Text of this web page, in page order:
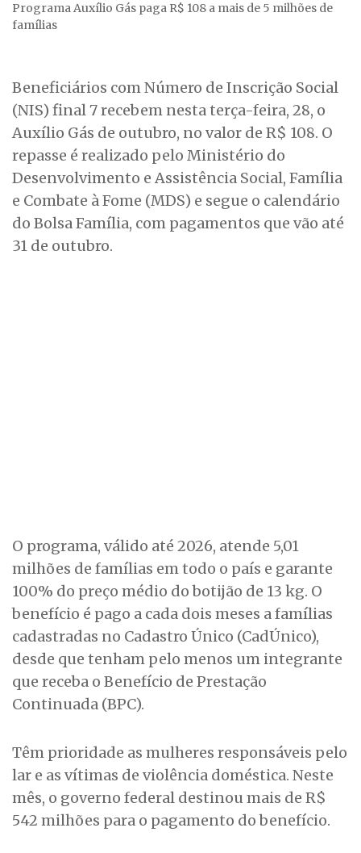
Programa Auxílio Gás paga R$ 108 a mais de 5 milhões de
famílias
Beneficiários com Número de Inscrição Social
(NIS) final 7 recebem nesta terça-feira, 28, o
Auxílio Gás de outubro, no valor de R$ 108. O
repasse é realizado pelo Ministério do
Desenvolvimento e Assistência Social, Família
e Combate à Fome (MDS) e segue o calendário
do Bolsa Família, com pagamentos que vão até
31 de outubro.
O programa, válido até 2026, atende 5,01
milhões de famílias em todo o país e garante
100% do preço médio do botijão de 13 kg. O
benefício é pago a cada dois meses a famílias
cadastradas no Cadastro Único (CadÚnico),
desde que tenham pelo menos um integrante
que receba o Benefício de Prestação
Continuada (BPC).
Têm prioridade as mulheres responsáveis pelo
lar e as vítimas de violência doméstica. Neste
mês, o governo federal destinou mais de R$
542 milhões para o pagamento do benefício.